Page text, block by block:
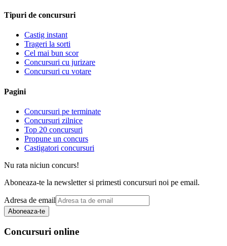
Tipuri de concursuri
Castig instant
Trageri la sorti
Cel mai bun scor
Concursuri cu jurizare
Concursuri cu votare
Pagini
Concursuri pe terminate
Concursuri zilnice
Top 20 concursuri
Propune un concurs
Castigatori concursuri
Nu rata niciun concurs!
Aboneaza-te la newsletter si primesti concursuri noi pe email.
Adresa de email
Aboneaza-te
Concursuri online